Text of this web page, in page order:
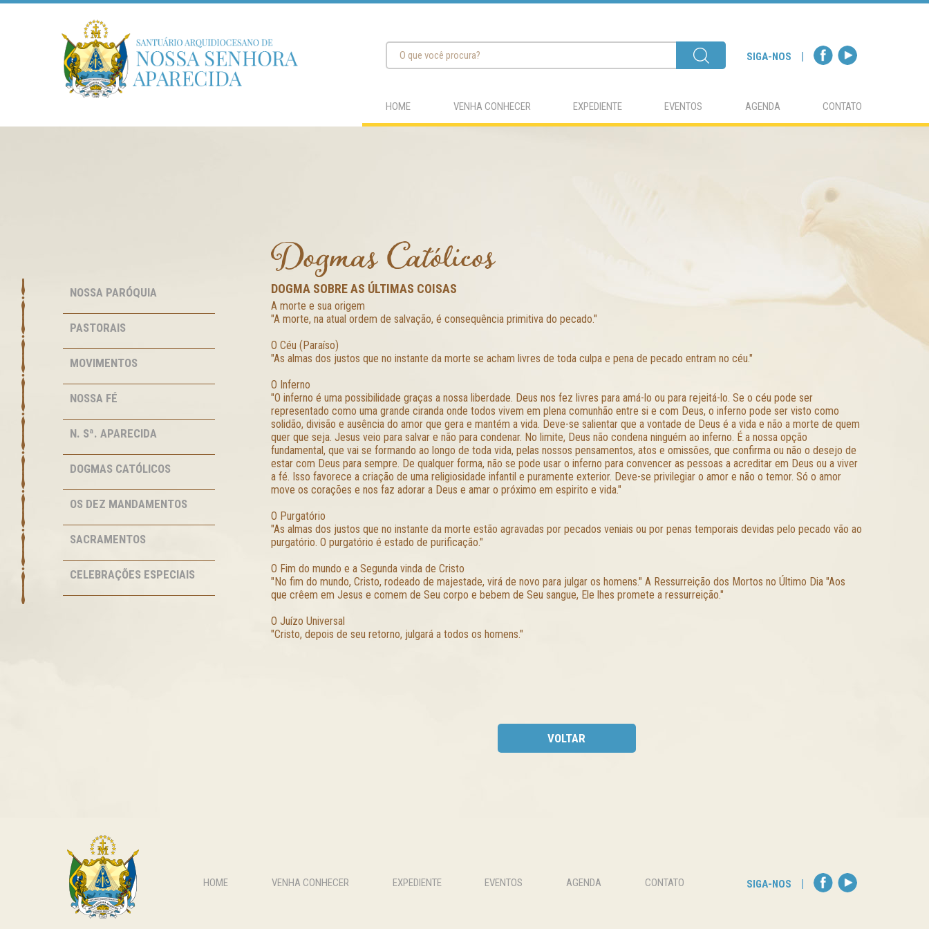
SIGA-NOS
HOME VENHA CONHECER EXPEDIENTE EVENTOS AGENDA CONTATO
NOSSA PARÓQUIA
PASTORAIS
MOVIMENTOS
NOSSA FÉ
N. Sª. APARECIDA
DOGMAS CATÓLICOS
OS DEZ MANDAMENTOS
SACRAMENTOS
CELEBRAÇÕES ESPECIAIS
Dogmas Católicos
DOGMA SOBRE AS ÚLTIMAS COISAS
A morte e sua origem
"A morte, na atual ordem de salvação, é consequência primitiva do pecado."
O Céu (Paraíso)
"As almas dos justos que no instante da morte se acham livres de toda culpa e pena de pecado entram no céu."
O Inferno
"O inferno é uma possibilidade graças a nossa liberdade. Deus nos fez livres para amá-lo ou para rejeitá-lo. Se o céu pode ser
representado como uma grande ciranda onde todos vivem em plena comunhão entre si e com Deus, o inferno pode ser visto como
solidão, divisão e ausência do amor que gera e mantém a vida. Deve-se salientar que a vontade de Deus é a vida e não a morte de quem
quer que seja. Jesus veio para salvar e não para condenar. No limite, Deus não condena ninguém ao inferno. É a nossa opção
fundamental, que vai se formando ao longo de toda vida, pelas nossos pensamentos, atos e omissões, que confirma ou não o desejo de
estar com Deus para sempre. De qualquer forma, não se pode usar o inferno para convencer as pessoas a acreditar em Deus ou a viver
a fé. Isso favorece a criação de uma religiosidade infantil e puramente exterior. Deve-se privilegiar o amor e não o temor. Só o amor
move os corações e nos faz adorar a Deus e amar o próximo em espirito e vida."
O Purgatório
"As almas dos justos que no instante da morte estão agravadas por pecados veniais ou por penas temporais devidas pelo pecado vão ao
purgatório. O purgatório é estado de purificação."
O Fim do mundo e a Segunda vinda de Cristo
"No fim do mundo, Cristo, rodeado de majestade, virá de novo para julgar os homens." A Ressurreição dos Mortos no Último Dia "Aos
que crêem em Jesus e comem de Seu corpo e bebem de Seu sangue, Ele lhes promete a ressurreição."
O Juízo Universal
"Cristo, depois de seu retorno, julgará a todos os homens."
VOLTAR
HOME VENHA CONHECER EXPEDIENTE EVENTOS AGENDA CONTATO SIGA-NOS